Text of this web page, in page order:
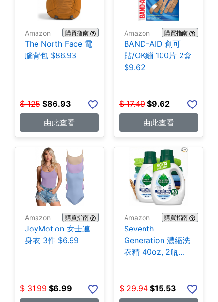
Amazon 購買指南
The North Face 電
腦背包 $86.93
$ 125 $86.93
由此查看
Amazon 購買指南
BAND-AID 創可
貼/OK繃 100片 2盒
$9.62
$ 17.49 $9.62
由此查看
Amazon 購買指南
JoyMotion 女士連
身衣 3件 $6.99
$ 31.99 $6.99
Amazon 購買指南
Seventh
Generation 濃縮洗
衣精 40oz, 2瓶
$ 29.94 $15.53